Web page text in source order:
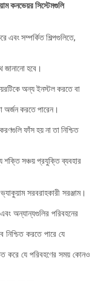
কনভেয়র সিস্টেমগুলি
সম্পর্কিত শিল্পগুলিতে,
জানানো হবে।
অন্য ইনস্টল করতে বা
অর্জন করতে পারেন।
ফাঁস হয় না তা নিশ্চিত
শক্তি সঞ্চয় প্রযুক্তি ব্যবহার
সরবরাহকারী সরঞ্জাম।
অন্যান্যগুলির পরিবহনের
নিশ্চিত করতে পারে যে
করে যে পরিবহণের সময় কোনও